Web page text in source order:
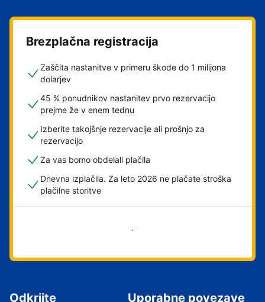
Brezplačna registracija
Zaščita nastanitve v primeru škode do 1 milijona
dolarjev
45 % ponudnikov nastanitev prvo rezervacijo
prejme že v enem tednu
Izberite takojšnje rezervacije ali prošnjo za
rezervacijo
Za vas bomo obdelali plačila
Dnevna izplačila. Za leto 2026 ne plačate stroška
plačilne storitve
Odkrijte Uporabne povezave